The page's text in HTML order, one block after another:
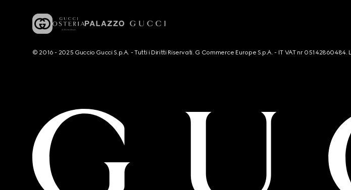
© 2016 - 2025 Guccio Gucci S.p.A. - Tutti i Diritti Riservati. G Commerce Europe S.p.A. - IT VAT nr